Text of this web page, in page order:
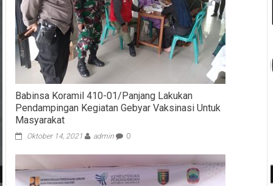
Babinsa Koramil 410-01/Panjang Lakukan
Pendampingan Kegiatan Gebyar Vaksinasi Untuk
Masyarakat
Oktober 14, 2021 admin 0